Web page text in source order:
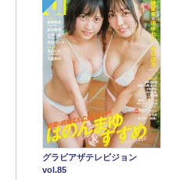
グラビアザテレビジョン
vol.85